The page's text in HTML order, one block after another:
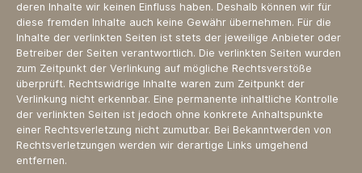
deren Inhalte wir keinen Einfluss haben. Deshalb können wir für
diese fremden Inhalte auch keine Gewähr übernehmen. Für die
Inhalte der verlinkten Seiten ist stets der jeweilige Anbieter oder
Betreiber der Seiten verantwortlich. Die verlinkten Seiten wurden
zum Zeitpunkt der Verlinkung auf mögliche Rechtsverstöße
überprüft. Rechtswidrige Inhalte waren zum Zeitpunkt der
Verlinkung nicht erkennbar. Eine permanente inhaltliche Kontrolle
der verlinkten Seiten ist jedoch ohne konkrete Anhaltspunkte
einer Rechtsverletzung nicht zumutbar. Bei Bekanntwerden von
Rechtsverletzungen werden wir derartige Links umgehend
entfernen.